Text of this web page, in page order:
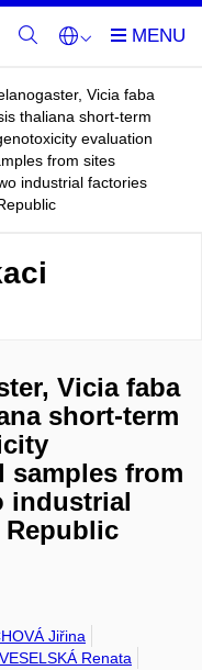
Vicia faba
thaliana short-term
evaluation
from sites
industrial factories
Vicia faba
short-term
samples from
industrial
Republic
Jiřina
VESELSKÁ Renata